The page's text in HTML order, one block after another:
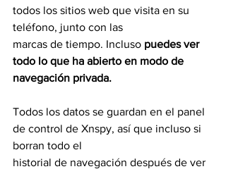
todos los sitios web que visita en su
teléfono, junto con las
marcas de tiempo. Incluso puedes ver
todo lo que ha abierto en modo de
navegación privada.
Todos los datos se guardan en el panel
de control de Xnspy, así que incluso si
borran todo el
historial de navegación después de ver